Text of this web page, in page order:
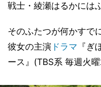
戦士・綾瀬はるかには
そのふたつが何かすで
彼女の主演 ドラマ 『
ース』(TBS系 毎週火